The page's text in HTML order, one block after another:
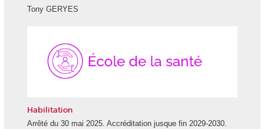
Tony GERYES
Habilitation
Arrêté du 30 mai 2025. Accréditation jusque fin 2029-2030.